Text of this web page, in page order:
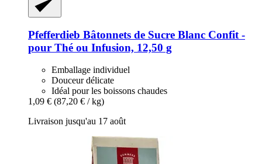
Pfefferdieb Bâtonnets de Sucre Blanc Confit -​
pour Thé ou Infusion, 12,50 g
Emballage individuel
Douceur délicate
Idéal pour les boissons chaudes
1,09 € (87,20 € / kg)
Livraison jusqu'au 17 août